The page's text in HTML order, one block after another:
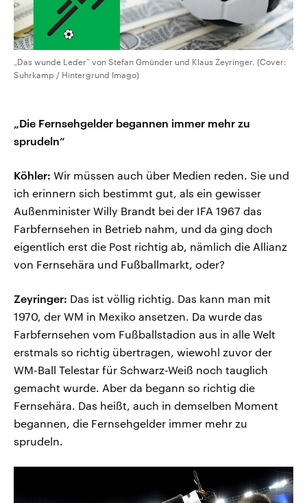
„Das wunde Leder“ von Stefan Gmünder und Klaus Zeyringer, (Cover:
Suhrkamp / Hintergrund Imago)
„Die Fernsehgelder begannen immer mehr zu
sprudeln“
Köhler: Wir müssen auch über Medien reden. Sie und
ich erinnern sich bestimmt gut, als ein gewisser
Außenminister Willy Brandt bei der IFA 1967 das
Farbfernsehen in Betrieb nahm, und da ging doch
eigentlich erst die Post richtig ab, nämlich die Allianz
von Fernsehära und Fußballmarkt, oder?
Zeyringer: Das ist völlig richtig. Das kann man mit
1970, der WM in Mexiko ansetzen. Da wurde das
Farbfernsehen vom Fußballstadion aus in alle Welt
erstmals so richtig übertragen, wiewohl zuvor der
WM-Ball Telestar für Schwarz-Weiß noch tauglich
gemacht wurde. Aber da begann so richtig die
Fernsehära. Das heißt, auch in demselben Moment
begannen, die Fernsehgelder immer mehr zu
sprudeln.